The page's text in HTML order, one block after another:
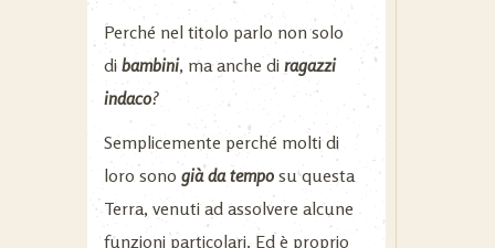
Perché nel titolo parlo non solo
di bambini, ma anche di ragazzi
indaco?
Semplicemente perché molti di
loro sono già da tempo su questa
Terra, venuti ad assolvere alcune
funzioni particolari. Ed è proprio